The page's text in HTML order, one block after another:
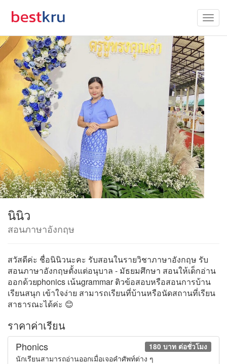
นินิว
สอนภาษาอังกฤษ
สวัสดีค่ะ ชื่อนินิวนะคะ รับสอนในรายวิชาภาษาอังกฤษ รับ
สอนภาษาอังกฤษตั้งแต่อนุบาล - มัธยมศึกษา สอนให้เด็กอ่าน
ออกด้วยphonics เน้นgrammar ติวข้อสอบหรือสอนการบ้าน
เรียนสนุก เข้าใจง่าย สามารถเรียนที่บ้านหรือนัดสถานที่เรียน
สาธารณะได้ค่ะ 😊
ราคาค่าเรียน
Phonics 180 บาท ต่อชั่วโมง
นักเรียนสามารถอ่านออกเมื่อเจอคำศัพท์ต่าง ๆ